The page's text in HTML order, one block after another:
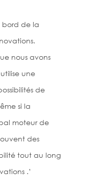
bord de la
nous avons
une
de
si la
moteur de
des
tout au long
.’